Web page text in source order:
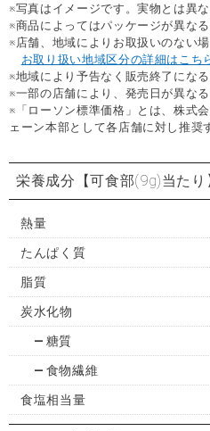
※写真はイメージです。実物とは異
※商品によってはパッケージが異な
※店舗、地域によりお取扱いのない場
お取り扱い地域区分の詳細はこち
※地域により予告なく販売終了にな
※一部の店舗により、発売日が異な
※「ローソン標準価格」とは、株式
ェーン本部として各店舗に対し推奨
栄養成分 【可食部(9g)当たり
熱量
たんぱく質
脂質
炭水化物
糖質
食物繊維
食塩相当量